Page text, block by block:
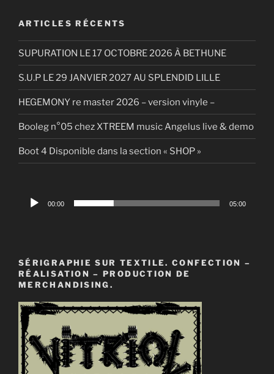
ARTICLES RÉCENTS
SUPURATION LE 17 OCTOBRE 2026 À BETHUNE
S.U.P LE 29 JANVIER 2027 AU SPLENDID LILLE
HEGEMONY re master 2026 – version vinyle –
Booleg n°05 chez XTREEM music Angelus live & demo
Boot 4 Disponible dans la section « SHOP »
Lecteur
00:00 05:00
SÉRIGRAPHIE SUR TEXTILE. CONFECTION –
RÉALISATION – PRODUCTION DE
MERCHANDISING.